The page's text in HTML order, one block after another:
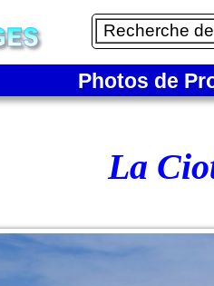
Photos de
La